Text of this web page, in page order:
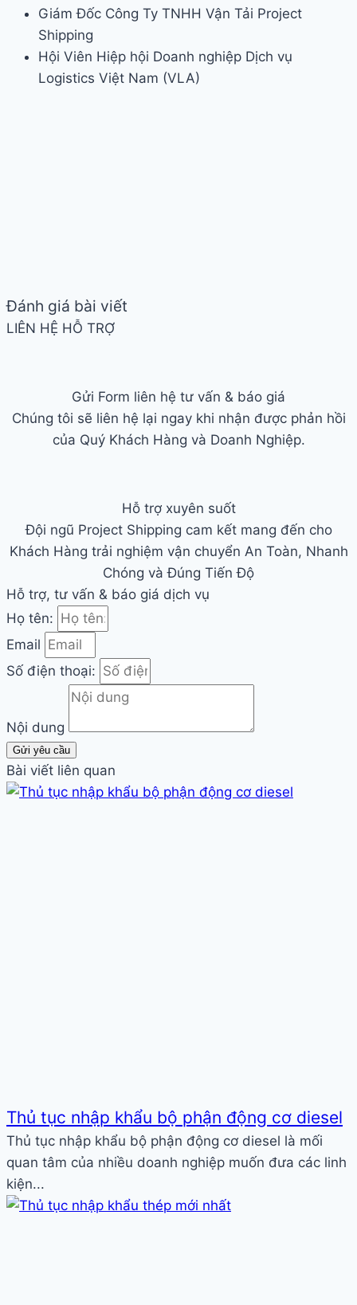
Giám Đốc Công Ty TNHH Vận Tải Project
Shipping
Hội Viên Hiệp hội Doanh nghiệp Dịch vụ
Logistics Việt Nam (VLA)
Đánh giá bài viết
LIÊN HỆ HỖ TRỢ
Gửi Form liên hệ tư vấn & báo giá
Chúng tôi sẽ liên hệ lại ngay khi nhận được phản hồi
của Quý Khách Hàng và Doanh Nghiệp.
Hỗ trợ xuyên suốt
Đội ngũ Project Shipping cam kết mang đến cho
Khách Hàng trải nghiệm vận chuyển An Toàn, Nhanh
Chóng và Đúng Tiến Độ
Hỗ trợ, tư vấn & báo giá dịch vụ
Họ tên:
Email
Số điện thoại:
Nội dung
Gửi yêu cầu
Bài viết liên quan
Thủ tục nhập khẩu bộ phận động cơ diesel
Thủ tục nhập khẩu bộ phận động cơ diesel là mối
quan tâm của nhiều doanh nghiệp muốn đưa các linh
kiện...